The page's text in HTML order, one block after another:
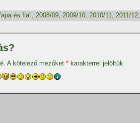
és fia", 2008/09, 2009/10, 2010/11, 2011/12,
A kötelező mezőket * karakterrel jelöltük